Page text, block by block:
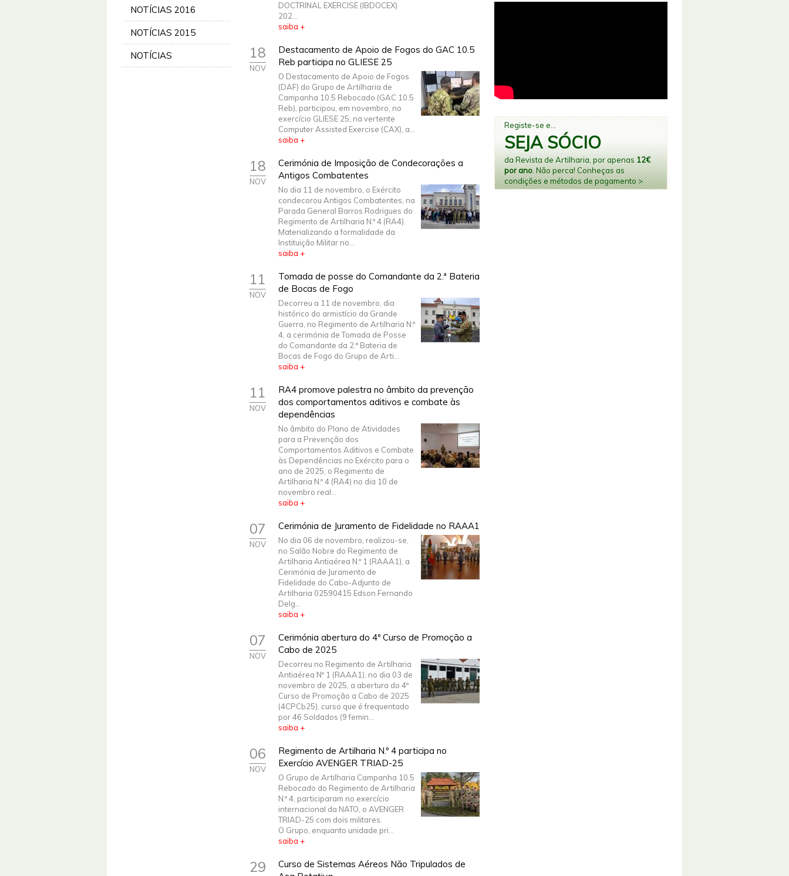
NOTÍCIAS 2016
NOTÍCIAS 2015
NOTÍCIAS
DOCTRINAL EXERCISE (IBDOCEX)
202...
saiba +
18
NOV
Destacamento de Apoio de Fogos do GAC 10.5
Reb participa no GLIESE 25
O Destacamento de Apoio de Fogos
(DAF) do Grupo de Artilharia de
Campanha 10.5 Rebocado (GAC 10.5
Reb), participou, em novembro, no
exercício GLIESE 25, na vertente
Computer Assisted Exercise (CAX), a...
saiba +
18
NOV
Cerimónia de Imposição de Condecorações a
Antigos Combatentes
No dia 11 de novembro, o Exército
condecorou Antigos Combatentes, na
Parada General Barros Rodrigues do
Regimento de Artilharia N.º 4 (RA4).
Materializando a formalidade da
Instituição Militar no...
saiba +
11
NOV
Tomada de posse do Comandante da 2.ª Bateria
de Bocas de Fogo
Decorreu a 11 de novembro, dia
histórico do armistício da Grande
Guerra, no Regimento de Artilharia N.º
4, a cerimónia de Tomada de Posse
do Comandante da 2.ª Bateria de
Bocas de Fogo do Grupo de Arti...
saiba +
11
NOV
RA4 promove palestra no âmbito da prevenção
dos comportamentos aditivos e combate às
dependências
No âmbito do Plano de Atividades
para a Prevenção dos
Comportamentos Aditivos e Combate
às Dependências no Exército para o
ano de 2025, o Regimento de
Artilharia N.º 4 (RA4) no dia 10 de
novembro real...
saiba +
07
NOV
Cerimónia de Juramento de Fidelidade no RAAA1
No dia 06 de novembro, realizou-se,
no Salão Nobre do Regimento de
Artilharia Antiaérea N.º 1 (RAAA1), a
Cerimónia de Juramento de
Fidelidade do Cabo-Adjunto de
Artilharia 02590415 Edson Fernando
Delg...
saiba +
07
NOV
Cerimónia abertura do 4º Curso de Promoção a
Cabo de 2025
Decorreu no Regimento de Artilharia
Antiaérea Nº 1 (RAAA1), no dia 03 de
novembro de 2025, a abertura do 4º
Curso de Promoção a Cabo de 2025
(4CPCb25), curso que é frequentado
por 46 Soldados (9 femin...
saiba +
06
NOV
Regimento de Artilharia N.º 4 participa no
Exercício AVENGER TRIAD-25
O Grupo de Artilharia Campanha 10.5
Rebocado do Regimento de Artilharia
N.º 4, participaram no exercício
internacional da NATO, o AVENGER
TRIAD-25 com dois militares.
O Grupo, enquanto unidade pri...
saiba +
29
Curso de Sistemas Aéreos Não Tripulados de
Registe-se e...
SEJA SÓCIO
da Revista de Artilharia, por apenas 12€
por ano. Não perca! Conheças as
condições e métodos de pagamento >